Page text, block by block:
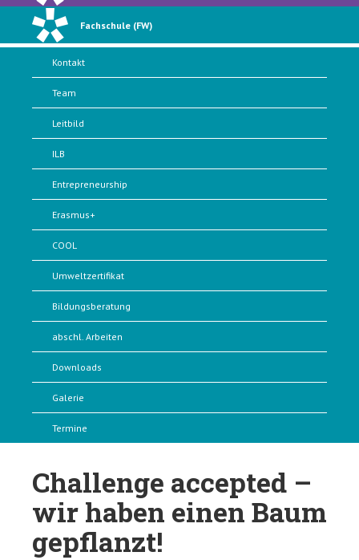
Fachschule (FW)
Kontakt
Team
Leitbild
ILB
Entrepreneurship
Erasmus+
COOL
Umweltzertifikat
Bildungsberatung
abschl. Arbeiten
Downloads
Galerie
Termine
Challenge accepted –
wir haben einen Baum
gepflanzt!